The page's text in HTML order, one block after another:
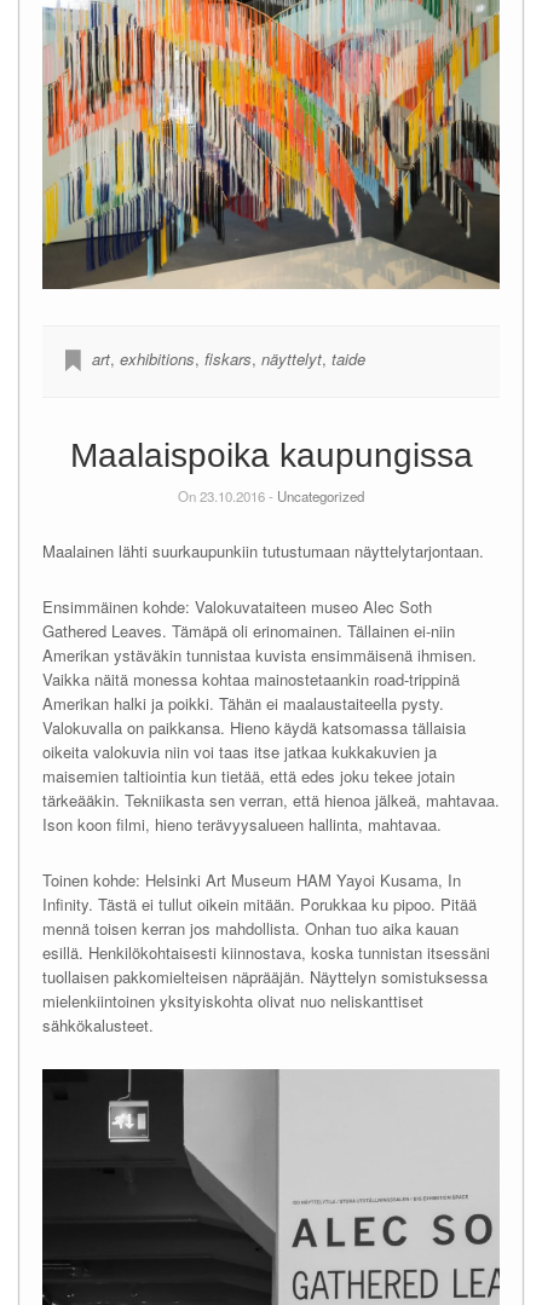
art, exhibitions, fiskars, näyttelyt, taide
Maalaispoika kaupungissa
On 23.10.2016 - Uncategorized
Maalainen lähti suurkaupunkiin tutustumaan näyttelytarjontaan.
Ensimmäinen kohde: Valokuvataiteen museo Alec Soth
Gathered Leaves. Tämäpä oli erinomainen. Tällainen ei-niin
Amerikan ystäväkin tunnistaa kuvista ensimmäisenä ihmisen.
Vaikka näitä monessa kohtaa mainostetaankin road-trippinä
Amerikan halki ja poikki. Tähän ei maalaustaiteella pysty.
Valokuvalla on paikkansa. Hieno käydä katsomassa tällaisia
oikeita valokuvia niin voi taas itse jatkaa kukkakuvien ja
maisemien taltiointia kun tietää, että edes joku tekee jotain
tärkeääkin. Tekniikasta sen verran, että hienoa jälkeä, mahtavaa.
Ison koon filmi, hieno terävyysalueen hallinta, mahtavaa.
Toinen kohde: Helsinki Art Museum HAM Yayoi Kusama, In
Infinity. Tästä ei tullut oikein mitään. Porukkaa ku pipoo. Pitää
mennä toisen kerran jos mahdollista. Onhan tuo aika kauan
esillä. Henkilökohtaisesti kiinnostava, koska tunnistan itsessäni
tuollaisen pakkomielteisen näprääjän. Näyttelyn somistuksessa
mielenkiintoinen yksityiskohta olivat nuo neliskanttiset
sähkökalusteet.